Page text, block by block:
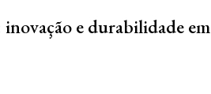
e durabilidade em